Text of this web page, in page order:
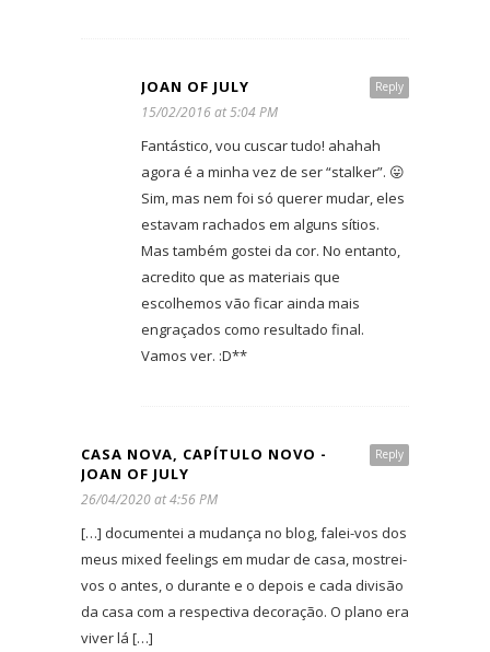
Reply
JOAN OF JULY
15/02/2016 at 5:04 PM
Fantástico, vou cuscar tudo! ahahah
agora é a minha vez de ser “stalker”. 😛
Sim, mas nem foi só querer mudar, eles
estavam rachados em alguns sítios.
Mas também gostei da cor. No entanto,
acredito que as materiais que
escolhemos vão ficar ainda mais
engraçados como resultado final.
Vamos ver. :D**
Reply
CASA NOVA, CAPÍTULO NOVO -
JOAN OF JULY
26/04/2020 at 4:56 PM
[…] documentei a mudança no blog, falei-vos dos
meus mixed feelings em mudar de casa, mostrei-
vos o antes, o durante e o depois e cada divisão
da casa com a respectiva decoração. O plano era
viver lá […]